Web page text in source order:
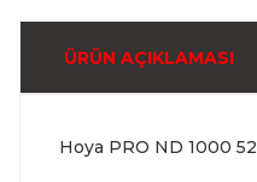
ÜRÜN AÇIKLAMASI
Hoya PRO ND 1000